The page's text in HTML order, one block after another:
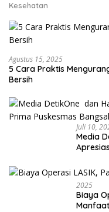
Kesehatan
Agustus 15, 2025
5 Cara Praktis
Bersih
Juli 10,
Media
2025
Biaya